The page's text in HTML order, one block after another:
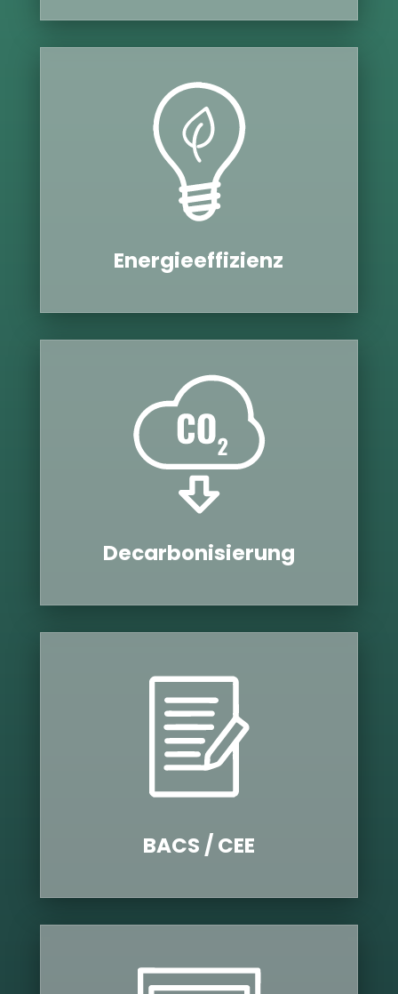
Ener­gie­ef­fi­zi­enz
Decar­bo­ni­sie­rung
BACS / CEE